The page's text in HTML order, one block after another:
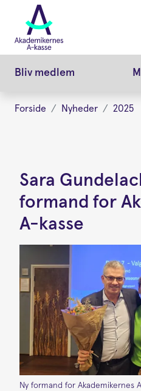
videre
hovedindhold
Bliv medlem
Forside Nyheder 2025
Sara
formand for
A-kasse
Ny formand for Akademikernes